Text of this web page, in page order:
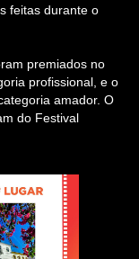
feitas durante o
premiados no
profissional, e o
amador. O
do Festival